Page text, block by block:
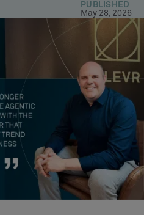
PUBLISHED
May 28, 2026